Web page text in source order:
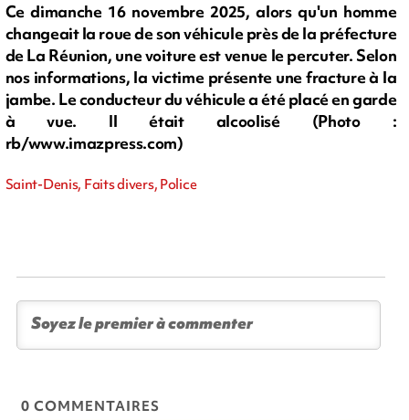
Ce dimanche 16 novembre 2025, alors qu'un homme
changeait la roue de son véhicule près de la préfecture
de La Réunion, une voiture est venue le percuter. Selon
nos informations, la victime présente une fracture à la
jambe. Le conducteur du véhicule a été placé en garde
à vue. Il était alcoolisé (Photo :
rb/www.imazpress.com)
Saint-Denis, Faits divers, Police
0 COMMENTAIRES